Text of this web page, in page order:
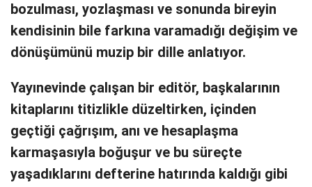
bozulması, yozlaşması ve sonunda bireyin
kendisinin bile farkına varamadığı değişim ve
dönüşümünü muzip bir dille anlatıyor.
Yayınevinde çalışan bir editör, başkalarının
kitaplarını titizlikle düzeltirken, içinden
geçtiği çağrışım, anı ve hesaplaşma
karmaşasıyla boğuşur ve bu süreçte
yaşadıklarını defterine hatırında kaldığı gibi